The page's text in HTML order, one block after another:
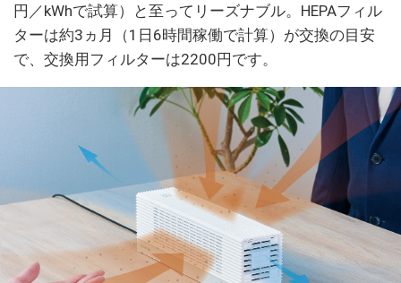
円／kWhで試算）と至ってリーズナブル。HEPAフィル
ターは約3ヵ月（1日6時間稼働で計算）が交換の目安
で、交換用フィルターは2200円です。